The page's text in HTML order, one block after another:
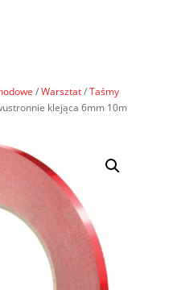
/Warsztat/Taśmy
klejąca 6mm 10m